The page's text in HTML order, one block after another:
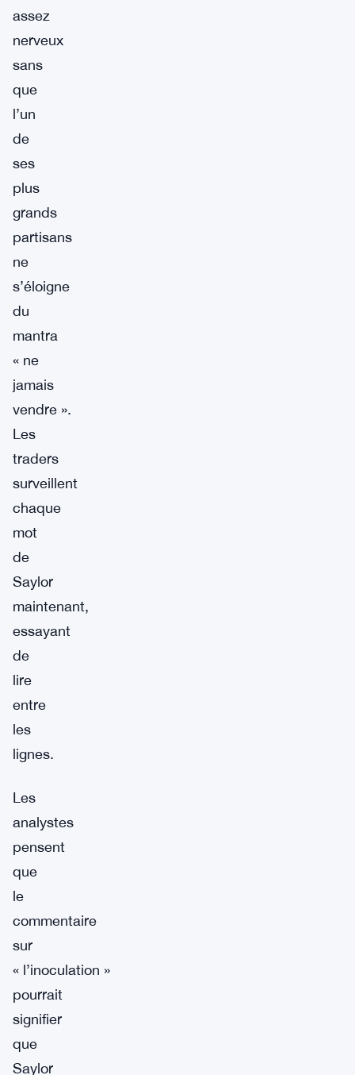
assez
nerveux
sans
que
l’un
de
ses
plus
grands
partisans
ne
s’éloigne
du
mantra
« ne
jamais
vendre ».
Les
traders
surveillent
chaque
mot
de
Saylor
maintenant,
essayant
de
lire
entre
les
lignes.
Les
analystes
pensent
que
le
commentaire
sur
« l’inoculation »
pourrait
signifier
que
Saylor